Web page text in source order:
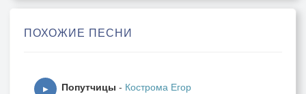
ПОХОЖИЕ ПЕСНИ
▶ Попутчицы - Кострома Егор